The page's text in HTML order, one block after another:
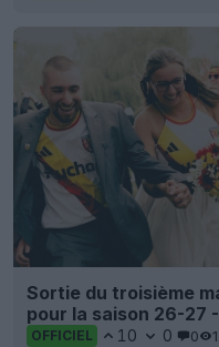
Sortie du troisième
pour la saison 26-27
OFFICIEL 10 0 0